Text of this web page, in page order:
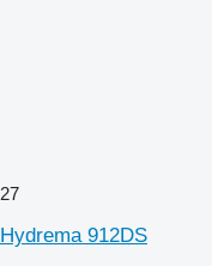
27
Hydrema 912DS